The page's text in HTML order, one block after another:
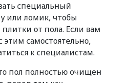
специальный
или ломик, чтобы
от пола. Если вам
этим самостоятельно,
к специалистам.
пол полностью очищен